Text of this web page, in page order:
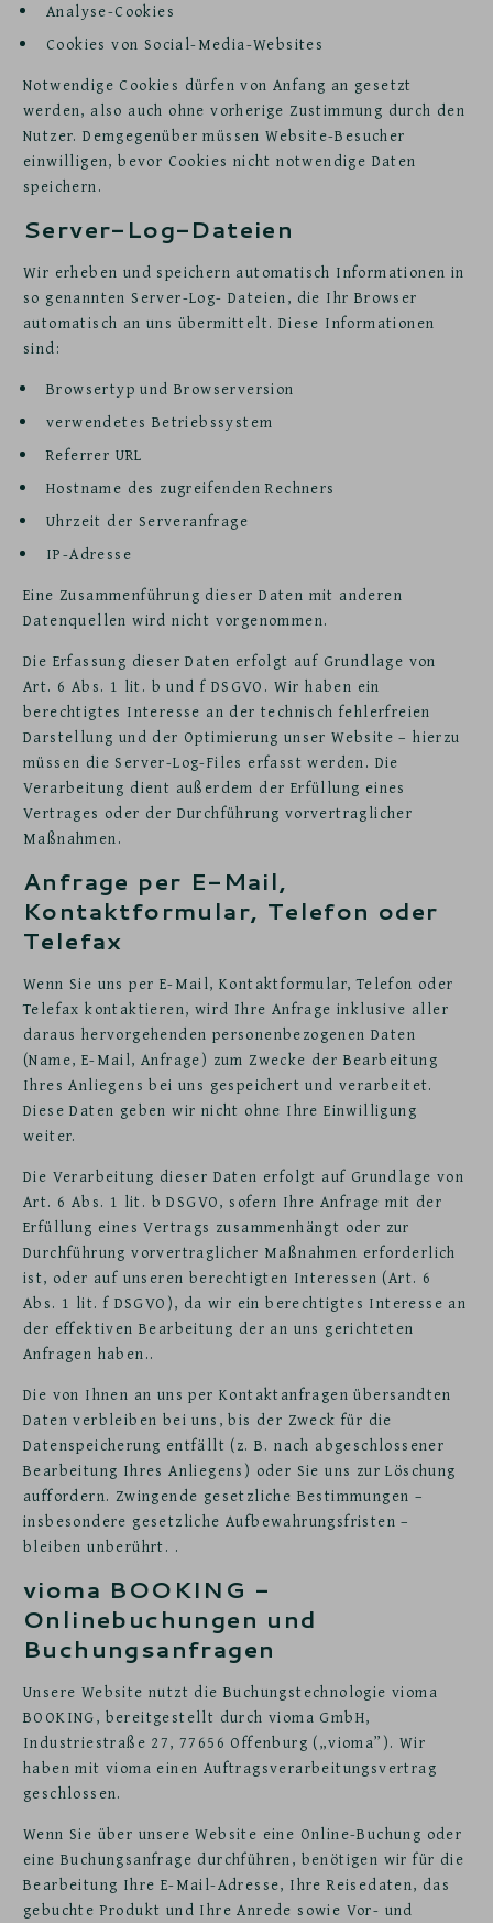
Analyse-Cookies
Cookies von Social-Media-Websites
Notwendige Cookies dürfen von Anfang an gesetzt
werden, also auch ohne vorherige Zustimmung durch den
Nutzer. Demgegenüber müssen Website-Besucher
einwilligen, bevor Cookies nicht notwendige Daten
speichern.
Server-Log-Dateien
Wir erheben und speichern automatisch Informationen in
so genannten Server-Log- Dateien, die Ihr Browser
automatisch an uns übermittelt. Diese Informationen
sind:
Browsertyp und Browserversion
verwendetes Betriebssystem
Referrer URL
Hostname des zugreifenden Rechners
Uhrzeit der Serveranfrage
IP-Adresse
Eine Zusammenführung dieser Daten mit anderen
Datenquellen wird nicht vorgenommen.
Die Erfassung dieser Daten erfolgt auf Grundlage von
Art. 6 Abs. 1 lit. b und f DSGVO. Wir haben ein
berechtigtes Interesse an der technisch fehlerfreien
Darstellung und der Optimierung unser Website – hierzu
müssen die Server-Log-Files erfasst werden. Die
Verarbeitung dient außerdem der Erfüllung eines
Vertrages oder der Durchführung vorvertraglicher
Maßnahmen.
Anfrage per E-Mail,
Kontaktformular, Telefon oder
Telefax
Wenn Sie uns per E-Mail, Kontaktformular, Telefon oder
Telefax kontaktieren, wird Ihre Anfrage inklusive aller
daraus hervorgehenden personenbezogenen Daten
(Name, E-Mail, Anfrage) zum Zwecke der Bearbeitung
Ihres Anliegens bei uns gespeichert und verarbeitet.
Diese Daten geben wir nicht ohne Ihre Einwilligung
weiter.
Die Verarbeitung dieser Daten erfolgt auf Grundlage von
Art. 6 Abs. 1 lit. b DSGVO, sofern Ihre Anfrage mit der
Erfüllung eines Vertrags zusammenhängt oder zur
Durchführung vorvertraglicher Maßnahmen erforderlich
ist, oder auf unseren berechtigten Interessen (Art. 6
Abs. 1 lit. f DSGVO), da wir ein berechtigtes Interesse an
der effektiven Bearbeitung der an uns gerichteten
Anfragen haben..
Die von Ihnen an uns per Kontaktanfragen übersandten
Daten verbleiben bei uns, bis der Zweck für die
Datenspeicherung entfällt (z. B. nach abgeschlossener
Bearbeitung Ihres Anliegens) oder Sie uns zur Löschung
auffordern. Zwingende gesetzliche Bestimmungen –
insbesondere gesetzliche Aufbewahrungsfristen –
bleiben unberührt. .
vioma BOOKING -
Onlinebuchungen und
Buchungsanfragen
Unsere Website nutzt die Buchungstechnologie vioma
BOOKING, bereitgestellt durch vioma GmbH,
Industriestraße 27, 77656 Offenburg („vioma”). Wir
haben mit vioma einen Auftragsverarbeitungsvertrag
geschlossen.
Wenn Sie über unsere Website eine Online-Buchung oder
eine Buchungsanfrage durchführen, benötigen wir für die
Bearbeitung Ihre E-Mail-Adresse, Ihre Reisedaten, das
gebuchte Produkt und Ihre Anrede sowie Vor- und